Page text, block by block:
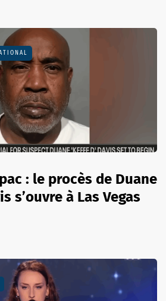
: le procès de Duane
s’ouvre à Las Vegas